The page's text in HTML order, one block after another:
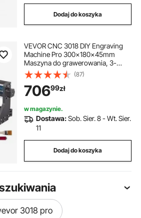
Dodaj do koszyka
VEVOR CNC 3018 DIY Engraving
Machine Pro 300x180x45mm
Maszyna do grawerowania, 3-
osiowa miniaturowa grawerka
laserowa z płytą sterowniczą GRBL
i kontrolerem offline
(87)
70699zł
w magazynie.
Dostawa:Sob. Sier. 8 - Wt. Sier.
11
Dodaj do koszyka
3018 pro